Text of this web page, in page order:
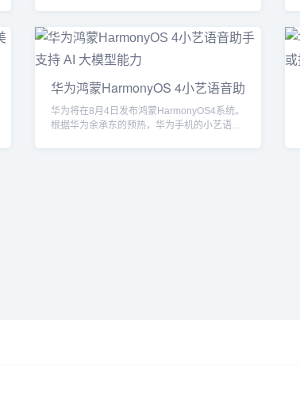
华为鸿蒙HarmonyOS 4小艺语音助
手
华为将在8月4日发布鸿蒙HarmonyOS4系统。
根据华为余承东的预热，华为手机的小艺语音